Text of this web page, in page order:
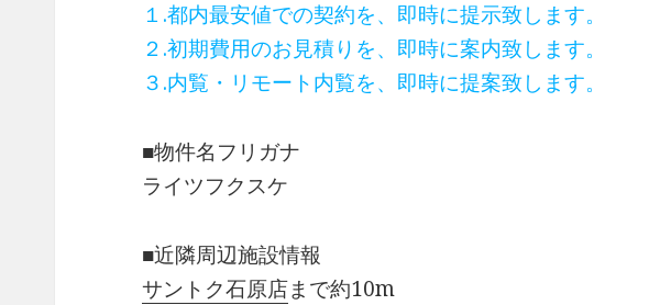
１.都内最安値での契約を、即時に提示致します。
２.初期費用のお見積りを、即時に案内致します。
３.内覧・リモート内覧を、即時に提案致します。
■物件名フリガナ
ライツフクスケ
■近隣周辺施設情報
サントク石原店まで約10m